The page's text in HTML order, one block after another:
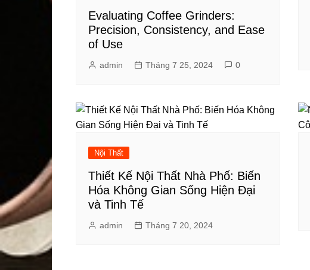
Evaluating Coffee Grinders:
Precision, Consistency, and Ease
of Use
admin Tháng 7 25, 2024 0
Nội Thất
Thiết Kế Nội Thất Nhà Phố: Biến
Hóa Không Gian Sống Hiện Đại
và Tinh Tế
admin Tháng 7 20, 2024